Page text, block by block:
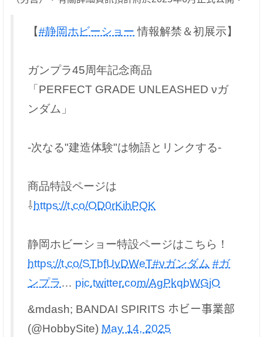
【#静岡ホビーショー 情報解禁＆初展示】
ガンプラ45周年記念商品
「PERFECT GRADE UNLEASHED νガ
ンダム」
-次なる"建造体験"は物語とリンクする-
商品特設ページは
⇩ https://t.co/OD0rKihPQK
静岡ホビーショー特設ページはこちら！
https://t.co/STbfUvDWeT#νガンダム #ガ
ンプラ … pic.twitter.com/AgPkqbWGjO
&mdash; BANDAI SPIRITS ホビー事業部
(@HobbySite) May 14, 2025